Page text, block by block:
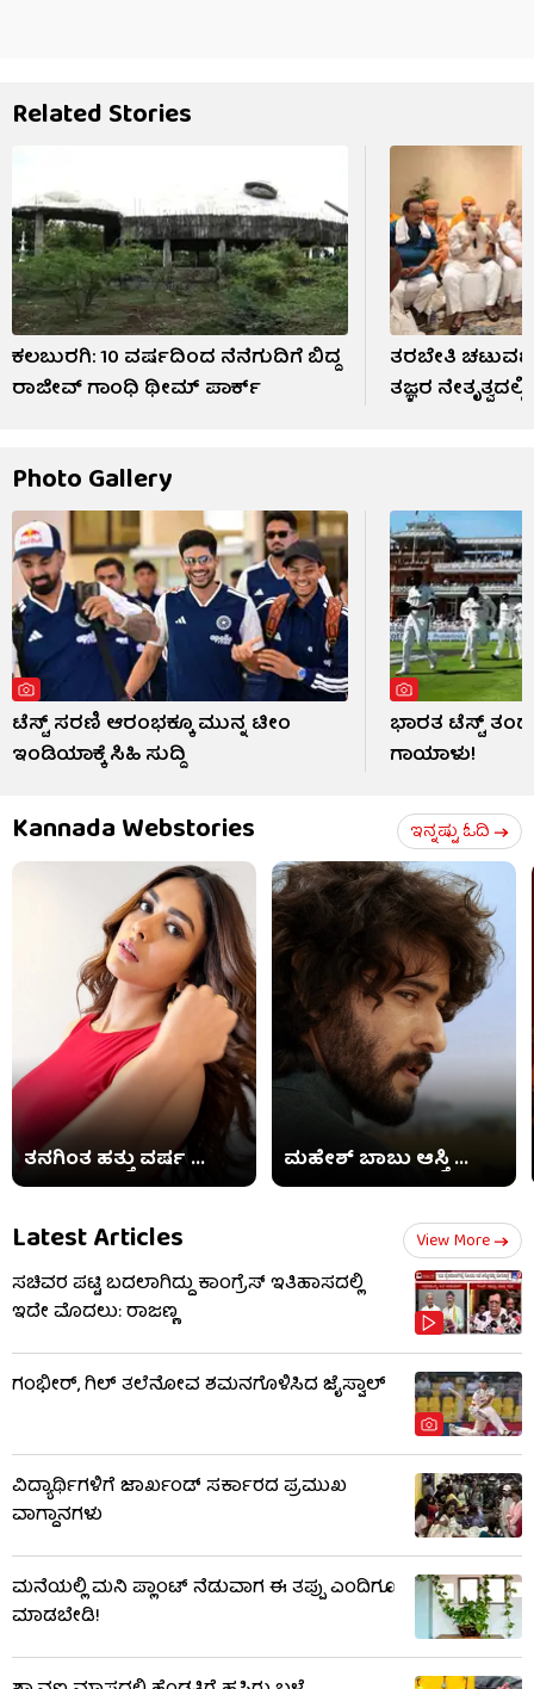
Related Stories
ಕಲಬುರಗಿ: 10 ವರ್ಷದಿಂದ ನೆನೆಗುದಿಗೆ ಬಿದ್ದ
ರಾಜೀವ್ ಗಾಂಧಿ ಥೀಮ್ ಪಾರ್ಕ್
ತರಬೇತಿ
ತಜ್ಞರ
Photo Gallery
ಟೆಸ್ಟ್ ಸರಣಿ ಆರಂಭಕ್ಕೂ ಮುನ್ನ ಟೀಂ
ಇಂಡಿಯಾಕ್ಕೆ ಸಿಹಿ ಸುದ್ದಿ
ಭಾರತ ಟೆಸ್ಟ್
ಗಾಯಾಳು!
Kannada Webstories ಇನ್ನಷ್ಟು ಓದಿ
ತನಗಿಂತ ಹತ್ತು ವರ್ಷ ... ಮಹೇಶ್ ಬಾಬು ಆಸ್ತಿ ...
Latest Articles View More
ಸಚಿವರ ಪಟ್ಟಿ ಬದಲಾಗಿದ್ದು ಕಾಂಗ್ರೆಸ್ ಇತಿಹಾಸದಲ್ಲಿ
ಇದೇ ಮೊದಲು: ರಾಜಣ್ಣ
ಗಂಭೀರ್, ಗಿಲ್ ತಲೆನೋವ ಶಮನಗೊಳಿಸಿದ ಜೈಸ್ವಾಲ್
ವಿದ್ಯಾರ್ಥಿಗಳಿಗೆ ಜಾರ್ಖಂಡ್ ಸರ್ಕಾರದ ಪ್ರಮುಖ
ವಾಗ್ದಾನಗಳು
ಮನೆಯಲ್ಲಿ ಮನಿ ಪ್ಲಾಂಟ್ ನೆಡುವಾಗ ಈ ತಪ್ಪು ಎಂದಿಗೂ
ಮಾಡಬೇಡಿ!